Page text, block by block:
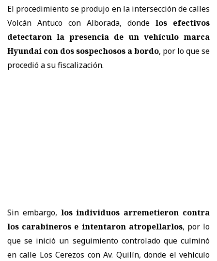
El procedimiento se produjo en la intersección de calles
Volcán Antuco con Alborada, donde los efectivos
detectaron la presencia de un vehículo marca
Hyundai con dos sospechosos a bordo, por lo que se
procedió a su fiscalización.
Sin embargo, los individuos arremetieron contra
los carabineros e intentaron atropellarlos, por lo
que se inició un seguimiento controlado que culminó
en calle Los Cerezos con Av. Quilín, donde el vehículo